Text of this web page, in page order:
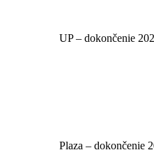
UP – dokončenie
Plaza – dokončenie